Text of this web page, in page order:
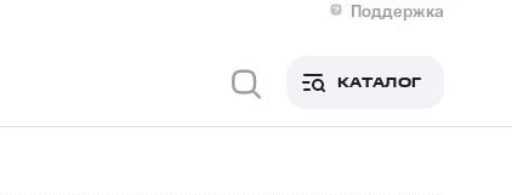
Поддержка
Медиа-центр
Новости в регионе
КАТАЛОГ